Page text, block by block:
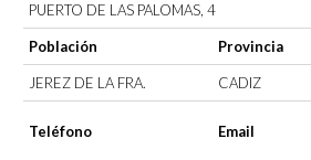
PUERTO DE LAS PALOMAS, 4
Población Provincia
JEREZ DE LA FRA. CADIZ
Teléfono Email